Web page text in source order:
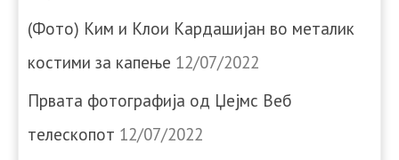
(Фото) Ким и Клои Кардашијан во металик
костими за капење 12/07/2022
Првата фотографија од Џејмс Веб
телескопот 12/07/2022